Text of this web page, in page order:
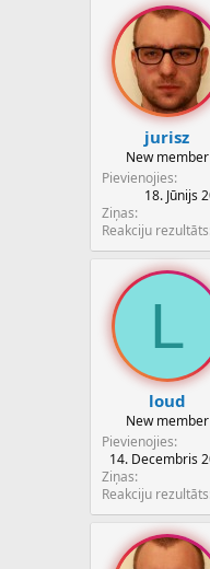
e
d
e
z
s
ā
c
ē
k
m
a
d
a
t
u
m
s
jurisz
New member
Pievienojies
18. Jūnijs
Ziņas
Reakciju rezultāts
L
loud
New member
Pievienojies
14. Decembris
Ziņas
Reakciju rezultāts